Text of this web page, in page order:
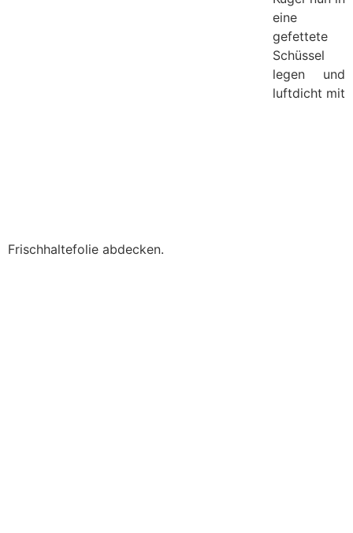
eine
gefettete
Schüssel
legen und
luftdicht mit
Frischhaltefolie abdecken.